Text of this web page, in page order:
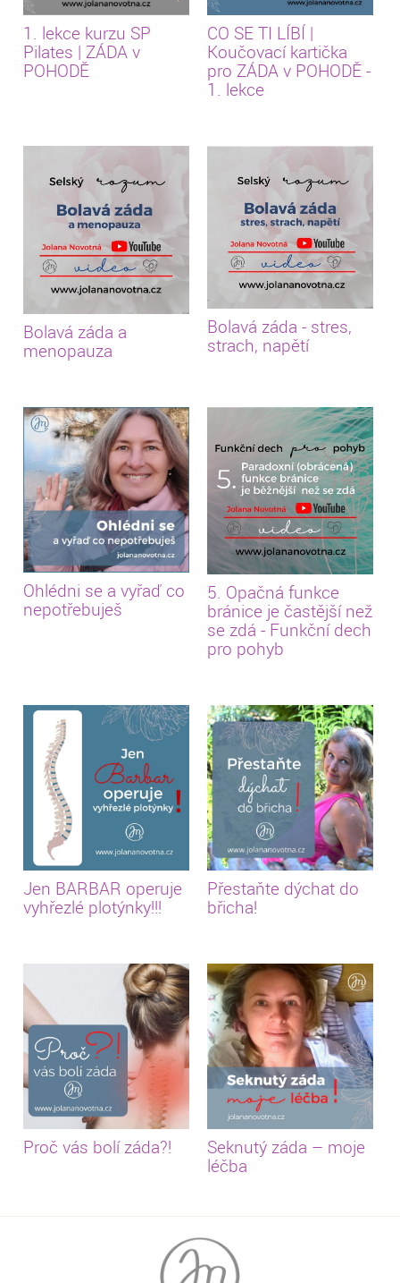
1. lekce kurzu SP
Pilates | ZÁDA v
POHODĚ
CO SE TI LÍBÍ |
Koučovací kartička
pro ZÁDA v POHODĚ -
1. lekce
Bolavá záda a
menopauza
Bolavá záda - stres,
strach, napětí
Ohlédni se a vyřaď co
nepotřebuješ
5. Opačná funkce
bránice je častější než
se zdá - Funkční dech
pro pohyb
Jen BARBAR operuje
vyhřezlé plotýnky!!!
Přestaňte dýchat do
břicha!
Proč vás bolí záda?!
Seknutý záda – moje
léčba